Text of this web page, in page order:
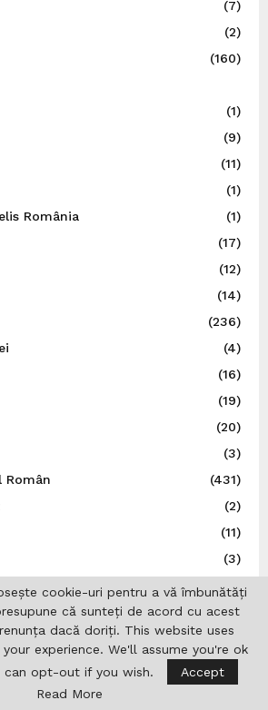
(7)
(2)
(160)
(1)
(9)
(11)
(1)
România
(1)
(17)
(12)
(14)
(236)
(4)
(16)
(19)
(20)
(3)
(431)
(2)
(11)
(3)
(18)
(44)
(79)
(14)
cookie-uri pentru a vă îmbunătăți
că sunteți de acord cu acest
dacă doriți. This website uses
experience. We'll assume you're ok
opt-out if you wish.
Accept
Read More